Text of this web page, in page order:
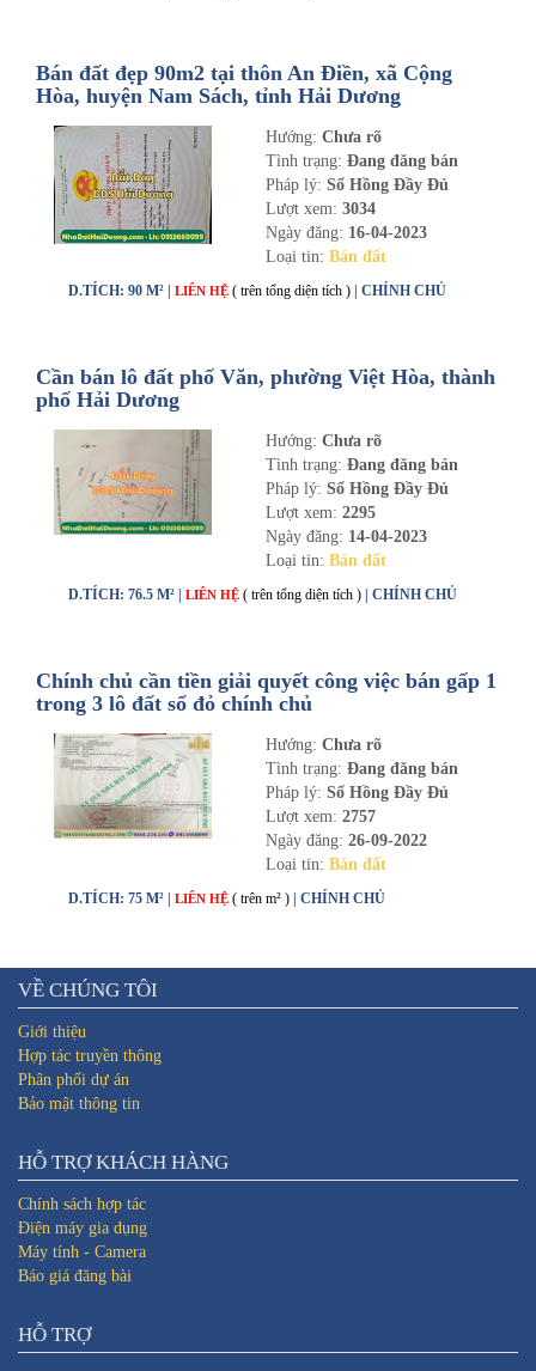
Bán đất đẹp 90m2 tại thôn An Điền, xã Cộng
Hòa, huyện Nam Sách, tỉnh Hải Dương
Hướng: Chưa rõ
Tình trạng: Đang đăng bán
Pháp lý: Sổ Hồng Đầy Đủ
Lượt xem: 3034
Ngày đăng: 16-04-2023
Loại tin: Bán đất
D.TÍCH: 90 M² | LIÊN HỆ ( trên tổng diện tích ) | CHÍNH CHỦ
Cần bán lô đất phố Văn, phường Việt Hòa, thành
phố Hải Dương
Hướng: Chưa rõ
Tình trạng: Đang đăng bán
Pháp lý: Sổ Hồng Đầy Đủ
Lượt xem: 2295
Ngày đăng: 14-04-2023
Loại tin: Bán đất
D.TÍCH: 76.5 M² | LIÊN HỆ ( trên tổng diện tích ) | CHÍNH CHỦ
Chính chủ cần tiền giải quyết công việc bán gấp 1
trong 3 lô đất sổ đỏ chính chủ
Hướng: Chưa rõ
Tình trạng: Đang đăng bán
Pháp lý: Sổ Hồng Đầy Đủ
Lượt xem: 2757
Ngày đăng: 26-09-2022
Loại tin: Bán đất
D.TÍCH: 75 M² | LIÊN HỆ ( trên m² ) | CHÍNH CHỦ
VỀ CHÚNG TÔI
Giới thiệu
Hợp tác truyền thông
Phân phối dự án
Bảo mật thông tin
HỖ TRỢ KHÁCH HÀNG
Chính sách hợp tác
Điện máy gia dụng
Máy tính - Camera
Báo giá đăng bài
HỖ TRỢ